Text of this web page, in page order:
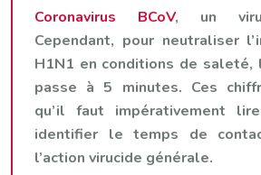
Coronavirus BCoV, un
Cependant, pour neutraliser
H1N1 en conditions de saleté,
passe à 5 minutes. Ces
qu’il faut impérativement
identifier le temps de
l’action virucide générale.